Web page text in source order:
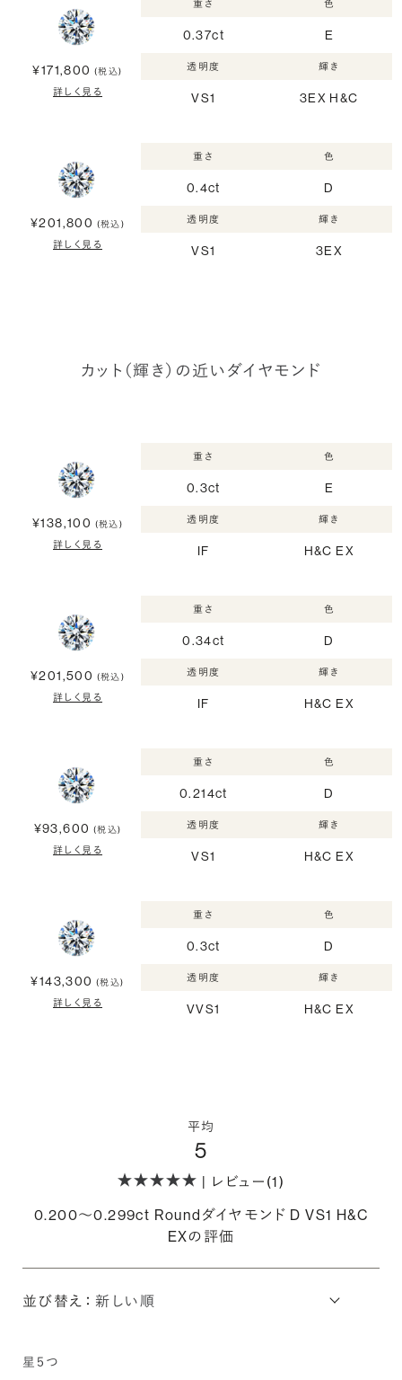
¥171,800 (税込)
詳しく見る
重さ
0.37ct
色
E
透明度
VS1
輝き
3EX H&C
¥201,800 (税込)
詳しく見る
重さ
0.4ct
色
D
透明度
VS1
輝き
3EX
カット（輝き）の近いダイヤモンド
¥138,100 (税込)
詳しく見る
重さ
0.3ct
色
E
透明度
IF
輝き
H&C EX
¥201,500 (税込)
詳しく見る
重さ
0.34ct
色
D
透明度
IF
輝き
H&C EX
¥93,600 (税込)
詳しく見る
重さ
0.214ct
色
D
透明度
VS1
輝き
H&C EX
¥143,300 (税込)
詳しく見る
重さ
0.3ct
色
D
透明度
VVS1
輝き
H&C EX
平均
5
| レビュー(1)
0.200〜0.299ct Roundダイヤモンド D VS1 H&C
EXの評価
並び替え：
星５つ